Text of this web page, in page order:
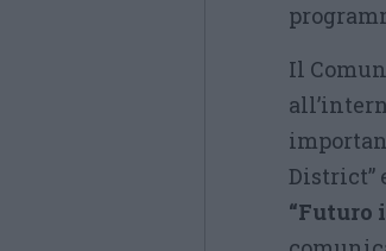
Il
District”
“Futuro